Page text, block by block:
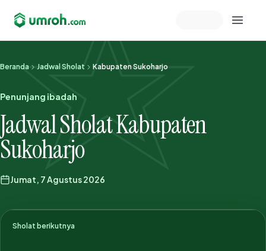
Memeriksa sesi akun
Beranda Jadwal Sholat Kabupaten Sukoharjo
Penunjang ibadah
Jadwal Sholat Kabupaten
Sukoharjo
Jumat, 7 Agustus 2026
Sholat berikutnya